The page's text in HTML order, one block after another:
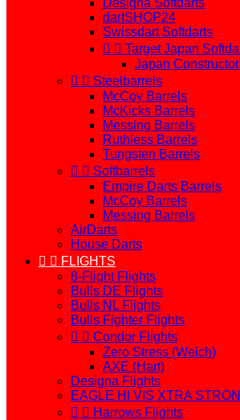
Designa Softdarts
dartSHOP24
Swissdart Softdarts
  Target Japan
Japan
  Steelbarrels
McCoy Barrels
McKicks Barrels
Messing Barrels
Ruthless Barrels
Tungsten Barrels
  Softbarrels
Empire Darts Barrels
McCoy Barrels
Messing Barrels
AirDarts
House Darts
  FLIGHTS
8-Flight Flights
Bulls DE Flights
Bulls NL Flights
Bulls Fighter Flights
  Condor Flights
Zero Stress (Weich)
AXE (Hart)
Designa Flights
EAGLE HI VIS XTRA
  Harrows Flights